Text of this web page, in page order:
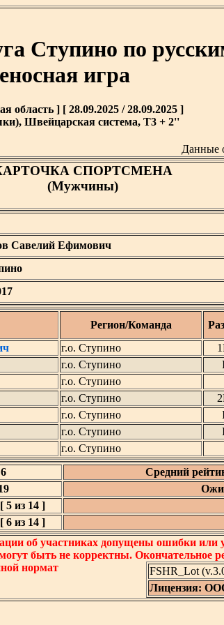
Ступино по
игра
область ] [ 28.09.2025 / 28.09.2025 ]
Швейцарская система, T3 + 2''
Данные
СПОРТСМЕНА
(Мужчины)
Савелий Ефимович
Регион/Команда
г.о. Ступино
г.о. Ступино
г.о. Ступино
г.о. Ступино
г.о. Ступино
г.о. Ступино
г.о. Ступино
6
Средний
5 из 14 ]
из 14 ]
об участниках допущены ошибки или
быть не корректны. Окончательное
нормат
FSHR_Lot
Лицензия: